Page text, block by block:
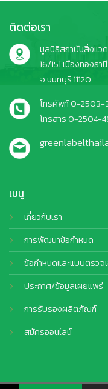
เมนู
เกี่ยวกับเรา
การพัฒนาข้อกำหนด
ข้อกำหนดและแบบตรวจ
ประกาศ/ข้อมูลเผยแพร่
การรับรองผลิตภัณฑ์
สมัครออนไลน์
ติดต่อเรา
มูลนิธิสถาบันสิ่งแว
16/151 เมืองทองธ
จ.นนทบุรี 11120
โทรศัพท์ 0-2503-
โทรสาร 0-2504-